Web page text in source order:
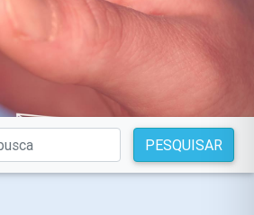
PESQUISAR